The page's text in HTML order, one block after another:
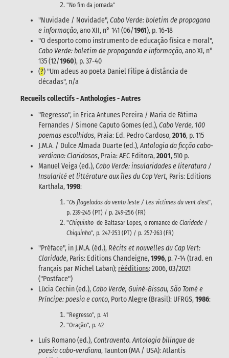
"No fim da jornada"
"Nuvidade / Novidade",Cabo Verde: boletim de propagana
e informação, ano XII, n° 141 (06/1961), p. 16-18
"O desporto como instrumento de educação física e moral",
Cabo Verde: boletim de propaganda e informação, ano XI, n°
135 (12/1960), p. 37-40
(?) "Um adeus ao poeta Daniel Filipe à distância de
décadas", n/a
Recueils collectifs - Anthologies - Autres
"Regresso", in Erica Antunes Pereira / Maria de Fátima
Fernandes / Simone Caputo Gomes (ed.),Cabo Verde, 100
poemas escolhidos, Praia: Ed. Pedro Cardoso,2016, p. 115
J.M.A. / Dulce Almada Duarte (ed.),Antologia da ficção cabo-
verdiana: Claridosos, Praia: AEC Editora,2001, 510 p.
Manuel Veiga (ed.),Cabo Verde: insularidades e literatura /
Insularité et littérature aux îles du Cap Vert, Paris: Editions
Karthala,1998:
"Os flagelados do vento leste / Les victimes du vent d'est",
p. 239-245 (PT) / p. 249-256 (FR)
"Chiquinho de Baltasar Lopes, o romance de Claridade /
Chiquinho", p. 247-253 (PT) / p. 257-263 (FR)
"Préface", in J.M.A. (éd.),Récits et nouvelles du Cap Vert:
Claridade, Paris: Editions Chandeigne,1996, p. 7-14 (trad. en
français par Michel Laban); rééditions: 2006, 03/2021
("Postface")
Lúcia Cechin (ed.),Cabo Verde, Guiné-Bissau, São Tomé e
Príncipe: poesia e conto, Porto Alegre (Brasil): UFRGS,1986:
"Regresso", p. 41
"Oração", p. 42
Luís Romano (ed.),Contravento. Antologia bilingue de
poesia cabo-verdiana, Taunton (MA / USA): Atlantis